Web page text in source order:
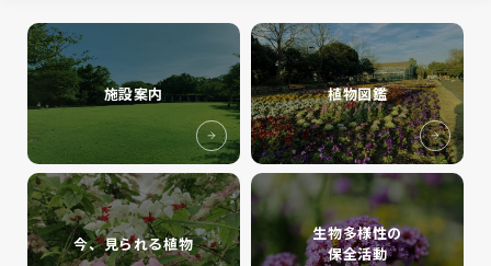
施設案内 植物図鑑
今、見られる植物
生物多様性の
保全活動